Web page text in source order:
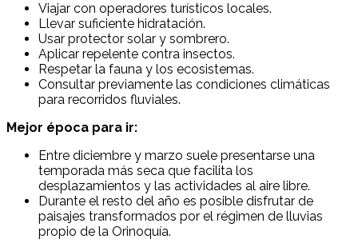
Viajar con operadores turísticos locales.
Llevar suficiente hidratación.
Usar protector solar y sombrero.
Aplicar repelente contra insectos.
Respetar la fauna y los ecosistemas.
Consultar previamente las condiciones climáticas
para recorridos fluviales.
Mejor época para ir:
Entre diciembre y marzo suele presentarse una
temporada más seca que facilita los
desplazamientos y las actividades al aire libre.
Durante el resto del año es posible disfrutar de
paisajes transformados por el régimen de lluvias
propio de la Orinoquía.